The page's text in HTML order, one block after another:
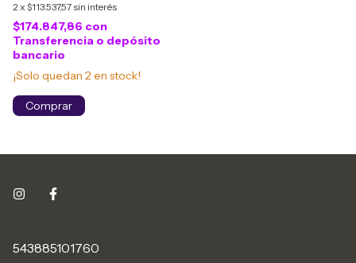
2 x $113.537,57 sin interés
$174.847,86 con
Transferencia o depósito
bancario
¡Solo quedan 2en stock!
543885101760